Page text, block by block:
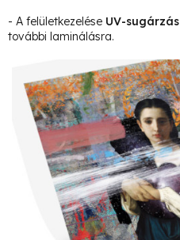
- A felületkezelése UV-sugárzás
további laminálásra.